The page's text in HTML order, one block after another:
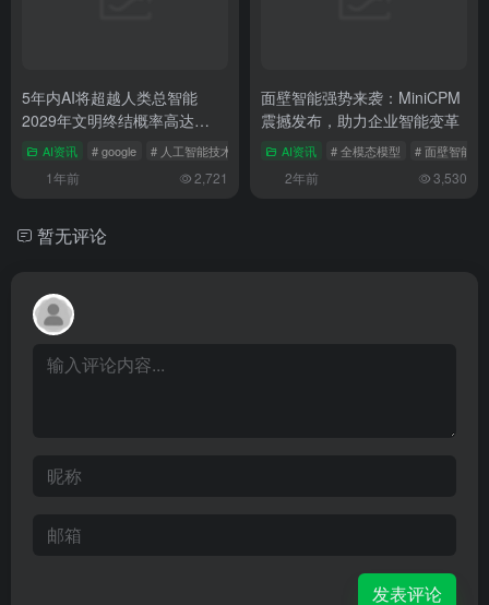
5年内AI将超越人类总智能
2029年文明终结概率高达
20%！ 马斯克惊人预言
AI资讯 # google # 人工智能技术 # 凯特琳
1年前 2,721
面壁智能强势来袭：MiniCPM
震撼发布，助力企业智能变革
AI资讯 # 全模态模型 # 面壁智能
2年前 3,530
暂无评论
发表评论